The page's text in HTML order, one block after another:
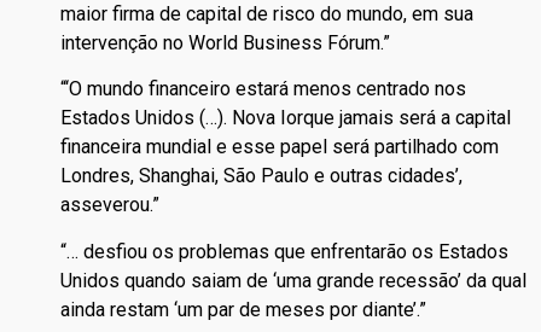
maior firma de capital de risco do mundo, em sua
intervenção no World Business Fórum.”
“‘O mundo financeiro estará menos centrado nos
Estados Unidos (…). Nova Iorque jamais será a capital
financeira mundial e esse papel será partilhado com
Londres, Shanghai, São Paulo e outras cidades’,
asseverou.”
“… desfiou os problemas que enfrentarão os Estados
Unidos quando saiam de ‘uma grande recessão’ da qual
ainda restam ‘um par de meses por diante’.”